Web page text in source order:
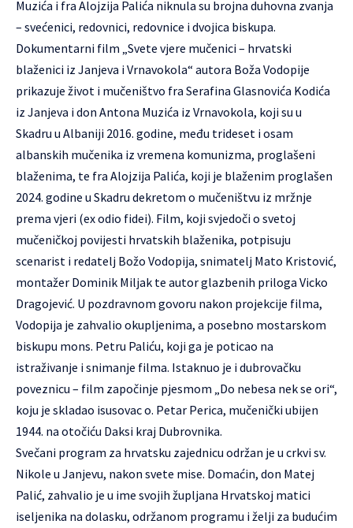
Muzića i fra Alojzija Palića niknula su brojna duhovna zvanja
– svećenici, redovnici, redovnice i dvojica biskupa.
Dokumentarni film „Svete vjere mučenici – hrvatski
blaženici iz Janjeva i Vrnavokola“ autora Boža Vodopije
prikazuje život i mučeništvo fra Serafina Glasnovića Kodića
iz Janjeva i don Antona Muzića iz Vrnavokola, koji su u
Skadru u Albaniji 2016. godine, među trideset i osam
albanskih mučenika iz vremena komunizma, proglašeni
blaženima, te fra Alojzija Palića, koji je blaženim proglašen
2024. godine u Skadru dekretom o mučeništvu iz mržnje
prema vjeri (ex odio fidei). Film, koji svjedoči o svetoj
mučeničkoj povijesti hrvatskih blaženika, potpisuju
scenarist i redatelj Božo Vodopija, snimatelj Mato Kristović,
montažer Dominik Miljak te autor glazbenih priloga Vicko
Dragojević. U pozdravnom govoru nakon projekcije filma,
Vodopija je zahvalio okupljenima, a posebno mostarskom
biskupu mons. Petru Paliću, koji ga je poticao na
istraživanje i snimanje filma. Istaknuo je i dubrovačku
poveznicu – film započinje pjesmom „Do nebesa nek se ori“,
koju je skladao isusovac o. Petar Perica, mučenički ubijen
1944. na otočiću Daksi kraj Dubrovnika.
Svečani program za hrvatsku zajednicu održan je u crkvi sv.
Nikole u Janjevu, nakon svete mise. Domaćin, don Matej
Palić, zahvalio je u ime svojih župljana Hrvatskoj matici
iseljenika na dolasku, održanom programu i želji za budućim